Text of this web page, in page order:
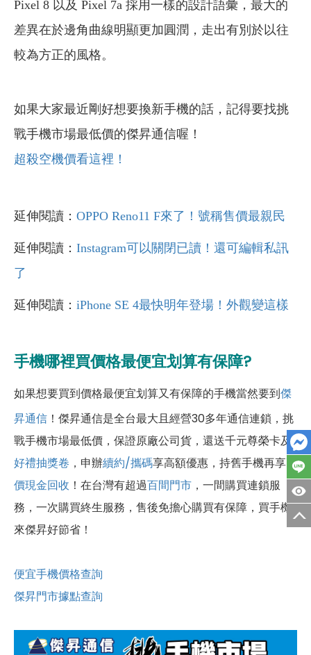
Pixel 8 以及 Pixel 7a 採用一樣的設計語彙，最大的
差異在於邊角曲線明顯更加圓潤，走出有別於以往
較為方正的風格。
如果大家最近剛好想要換新手機的話，記得要找挑
戰手機市場最低價的傑昇通信喔！
超殺空機價看這裡！
延伸閱讀： OPPO Reno11 F來了！號稱售價最親民
延伸閱讀： Instagram可以關閉已讀！還可編輯私訊
了
延伸閱讀： iPhone SE 4最快明年登場！外觀變這樣
手機哪裡買價格最便宜划算有保障?
如果想要買到價格最便宜划算又有保障的手機當然要到傑
昇通信 ！傑昇通信是全台最大且經營30多年通信連鎖，挑
戰手機市場最低價，保證原廠公司貨，還送千元尊榮卡及
好禮抽獎卷 ，申辦續約/攜碼享高額優惠，持舊手機再享高
價現金回收 ！ 在台灣有超過百間門市 ，一間購買連鎖服
務，一次購買終生服務，售後免擔心購買有保障，買手機
來傑昇好節省！
便宜手機價格查詢
傑昇門市據點查詢